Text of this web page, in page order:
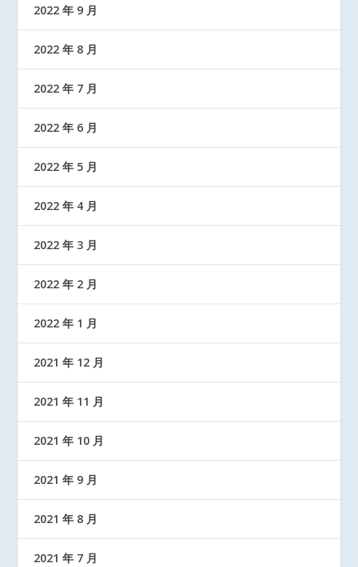
2022 年 9 月
2022 年 8 月
2022 年 7 月
2022 年 6 月
2022 年 5 月
2022 年 4 月
2022 年 3 月
2022 年 2 月
2022 年 1 月
2021 年 12 月
2021 年 11 月
2021 年 10 月
2021 年 9 月
2021 年 8 月
2021 年 7 月